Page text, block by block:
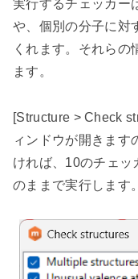
実行するチェッカー
や、個別の分子に対
くれます。それらの
ます。
[Structure > Check
ィンドウが開きます
ければ、 10のチェッ
のままで実行します。